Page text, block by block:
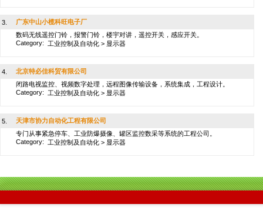
3.
广东中山小榄科旺电子厂
数码无线遥控门铃，报警门铃，楼宇对讲，遥控开关，感应开关。
Category: 工业控制及自动化 > 显示器
4.
北京特必佳科贸有限公司
闭路电视监控、视频数字处理，远程图像传输设备，系统集成，工程设计。
Category: 工业控制及自动化 > 显示器
5.
天津市协力自动化工程有限公司
专门从事紧急停车、工业防爆摄像、罐区监控数采等系统的工程公司。
Category: 工业控制及自动化 > 显示器